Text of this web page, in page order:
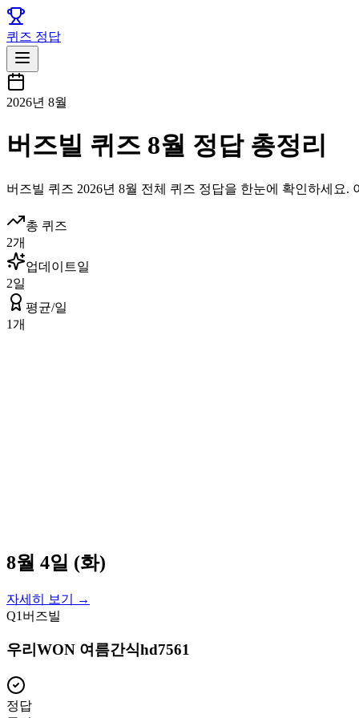
퀴즈 정답
2026년 8월
버즈빌 퀴즈 8월 정답 총정리
버즈빌 퀴즈 2026년 8월 전체 퀴즈 정답을 한눈에 확인하세요.
총 퀴즈
2개
업데이트일
2일
평균/일
1개
8월 4일 (화)
자세히 보기 →
Q1 버즈빌
우리WON 여름간식hd7561
정답